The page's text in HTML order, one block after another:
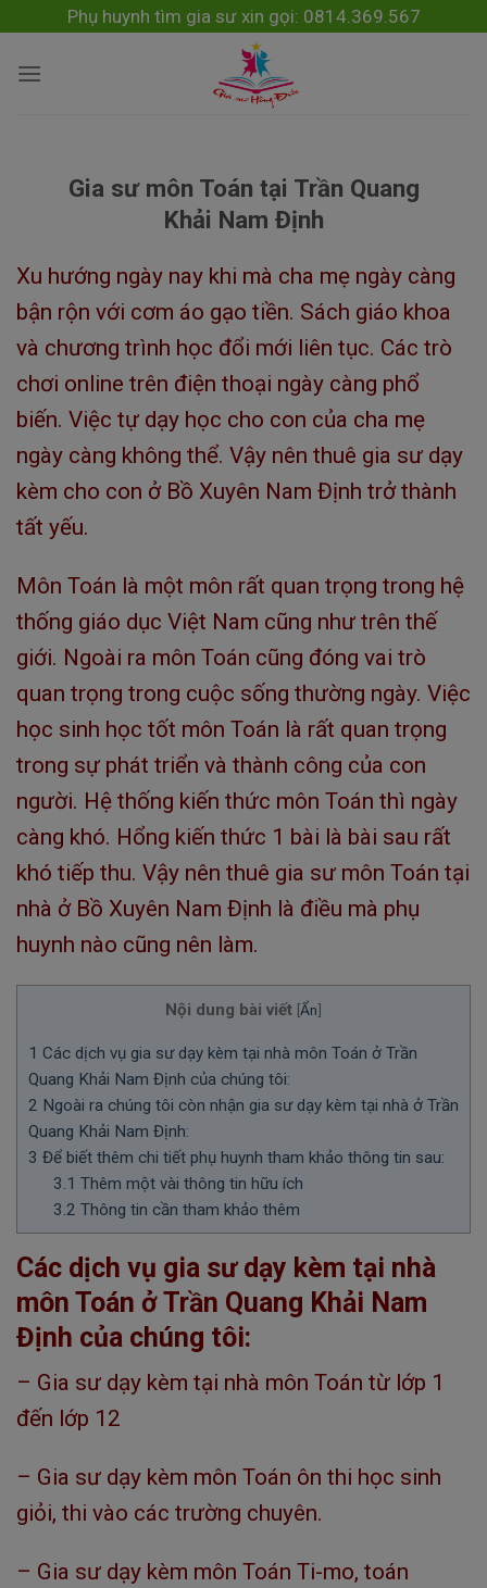
to
content
Phụ huynh tìm gia sư xin gọi: 0814.369.567
Gia sư môn Toán tại Trần Quang
Khải Nam Định
Xu hướng ngày nay khi mà cha mẹ ngày càng
bận rộn với cơm áo gạo tiền. Sách giáo khoa
và chương trình học đổi mới liên tục. Các trò
chơi online trên điện thoại ngày càng phổ
biến. Việc tự dạy học cho con của cha mẹ
ngày càng không thể. Vậy nên thuê gia sư dạy
kèm cho con ở Bồ Xuyên Nam Định trở thành
tất yếu.
Môn Toán là một môn rất quan trọng trong hệ
thống giáo dục Việt Nam cũng như trên thế
giới. Ngoài ra môn Toán cũng đóng vai trò
quan trọng trong cuộc sống thường ngày. Việc
học sinh học tốt môn Toán là rất quan trọng
trong sự phát triển và thành công của con
người. Hệ thống kiến thức môn Toán thì ngày
càng khó. Hổng kiến thức 1 bài là bài sau rất
khó tiếp thu. Vậy nên thuê gia sư môn Toán tại
nhà ở Bồ Xuyên Nam Định là điều mà phụ
huynh nào cũng nên làm.
Nội dung bài viết [Ẩn]
1 Các dịch vụ gia sư dạy kèm tại nhà môn Toán ở Trần
Quang Khải Nam Định của chúng tôi:
2 Ngoài ra chúng tôi còn nhận gia sư dạy kèm tại nhà ở Trần
Quang Khải Nam Định:
3 Để biết thêm chi tiết phụ huynh tham khảo thông tin sau:
3.1 Thêm một vài thông tin hữu ích
3.2 Thông tin cần tham khảo thêm
Các dịch vụ gia sư dạy kèm tại nhà
môn Toán ở Trần Quang Khải Nam
Định của chúng tôi:
– Gia sư dạy kèm tại nhà môn Toán từ lớp 1
đến lớp 12
– Gia sư dạy kèm môn Toán ôn thi học sinh
giỏi, thi vào các trường chuyên.
– Gia sư dạy kèm môn Toán Ti-mo, toán
modal-check